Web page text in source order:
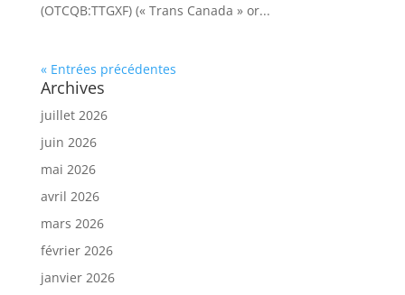
(OTCQB:TTGXF) (« Trans Canada » or...
« Entrées précédentes
Archives
juillet 2026
juin 2026
mai 2026
avril 2026
mars 2026
février 2026
janvier 2026